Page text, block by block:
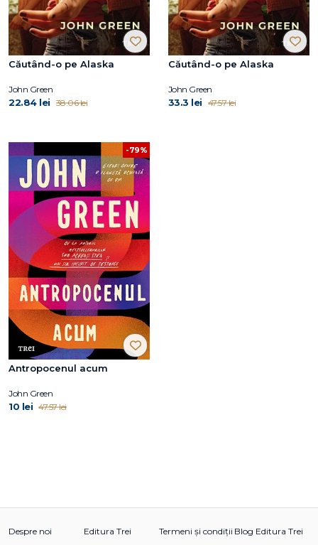
Căutând-o pe Alaska
John Green
22.84 lei 38.06 lei
Căutând-o pe Alaska
John Green
33.3 lei 47.57 lei
-79%
Antropocenul acum
John Green
10 lei 47.57 lei
Despre noi
Editura Trei
Termeni și condiții Blog Editura Trei